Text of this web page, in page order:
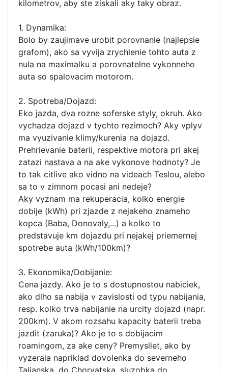
kilometrov, aby ste ziskali aky taky obraz.
1. Dynamika:
Bolo by zaujimave urobit porovnanie (najlepsie
grafom), ako sa vyvija zrychlenie tohto auta z
nula na maximalku a porovnatelne vykonneho
auta so spalovacim motorom.
2. Spotreba/Dojazd:
Eko jazda, dva rozne soferske styly, okruh. Ako
vychadza dojazd v tychto rezimoch? Aky vplyv
ma vyuzivanie klimy/kurenia na dojazd.
Prehrievanie baterii, respektive motora pri akej
zatazi nastava a na ake vykonove hodnoty? Je
to tak citlive ako vidno na videach Teslou, alebo
sa to v zimnom pocasi ani nedeje?
Aky vyznam ma rekuperacia, kolko energie
dobije (kWh) pri zjazde z nejakeho znameho
kopca (Baba, Donovaly,...) a kolko to
predstavuje km dojazdu pri nejakej priemernej
spotrebe auta (kWh/100km)?
3. Ekonomika/Dobijanie:
Cena jazdy. Ako je to s dostupnostou nabiciek,
ako dlho sa nabija v zavislosti od typu nabijania,
resp. kolko trva nabijanie na urcity dojazd (napr.
200km). V akom rozsahu kapacity baterii treba
jazdit (zaruka)? Ako je to s dobijacim
roamingom, za ake ceny? Premysliet, ako by
vyzerala napriklad dovolenka do severneho
Talianska, do Chorvatska, sluzobka do